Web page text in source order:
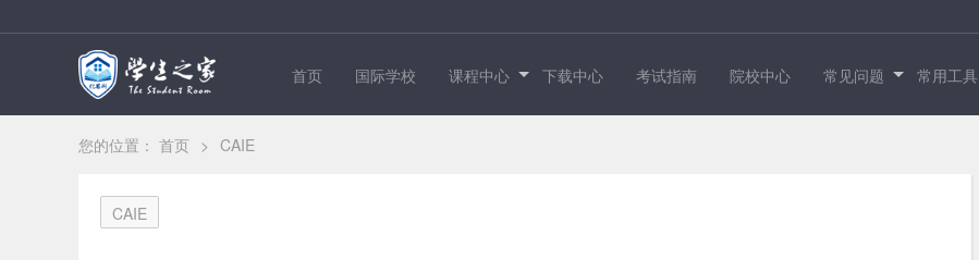
首页 国际学校 课程中心 下载中心 考试指南 院校中心 常见问题 常用工具
您的位置： 首页 > CAIE
CAIE